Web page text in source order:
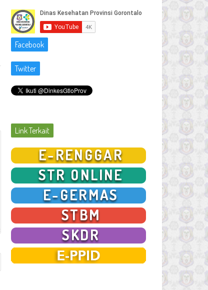
Facebook
Twitter
Link Terkait